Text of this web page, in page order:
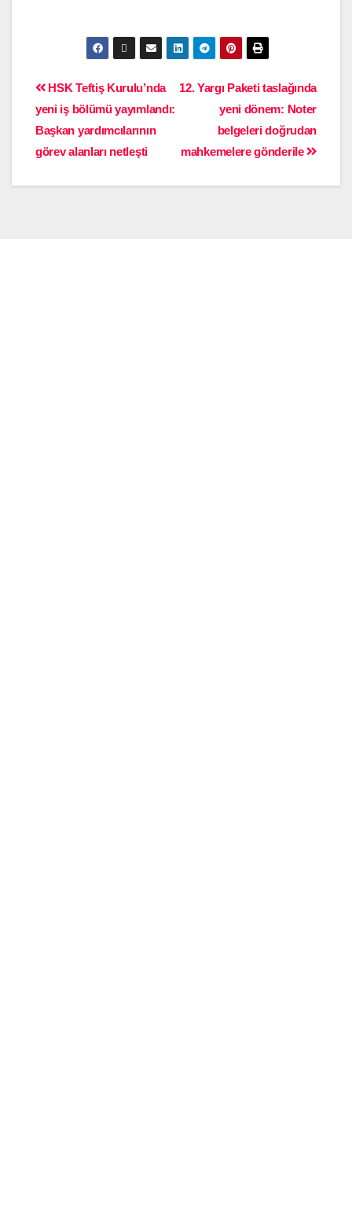
12. Yargı Paketi taslağında
yeni dönem: Noter
belgeleri doğrudan
mahkemelere gönderile
HSK Teftiş Kurulu’nda
yeni iş bölümü yayımlandı:
Başkan yardımcılarının
görev alanları netleşti